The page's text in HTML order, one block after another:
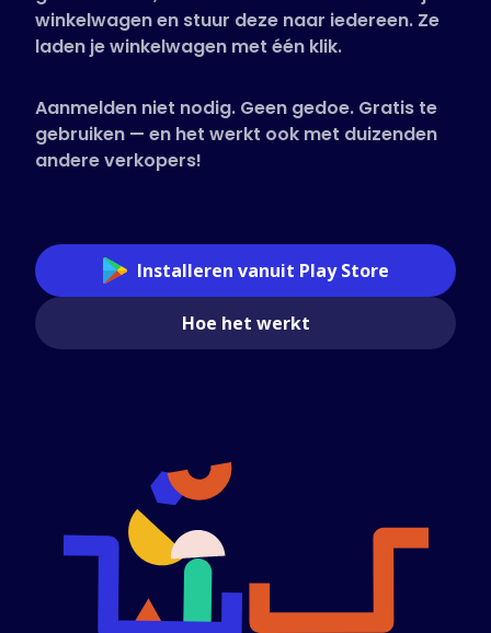
winkelwagen en stuur deze naar iedereen. Ze
laden je winkelwagen met één klik.
Aanmelden niet nodig. Geen gedoe. Gratis te
gebruiken — en het werkt ook met duizenden
andere verkopers!
Installeren vanuit Play Store
Hoe het werkt